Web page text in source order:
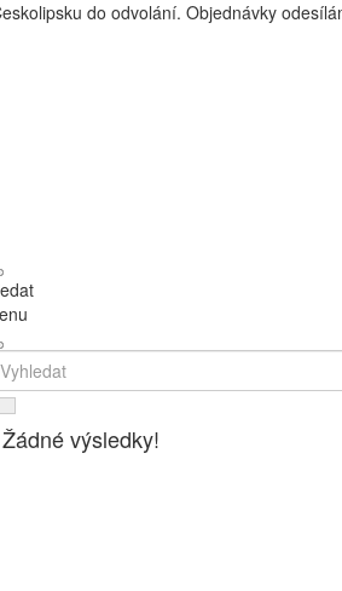
online, Čerstvé potraviny
do odvolání. Objednávky
Žádné výsledky!